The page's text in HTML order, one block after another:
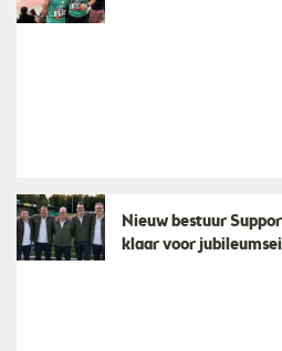
Nieuw bestuur
klaar voor